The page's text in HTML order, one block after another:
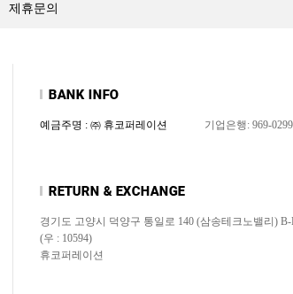
제휴문의
예금주명 : ㈜ 휴코퍼레이션 기업은행: 969-
경기도 고양시 덕양구 통일로 140 (삼송테크노밸리) B-
(우 : 10594)
휴코퍼레이션